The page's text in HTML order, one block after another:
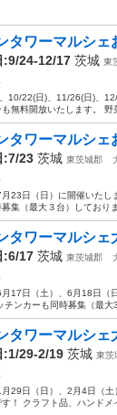
タワーマルシェ
:9/24-12/17 茨城 東
10/22(日)、11/26(日)、
も無料開放いたします。 野
タワーマルシェ
:7/23 茨城 東茨城郡
23日（日）に開催いたし
募集（最大３台）しており
タワーマルシェ
:6/17 茨城 東茨城郡
17日（土）、6月18日（
チンカーも同時募集（最大
タワーマルシェ
:1/29-2/19 茨城 東茨
29日（日）、2月4日（土
！ クラフト品、ハンドメ